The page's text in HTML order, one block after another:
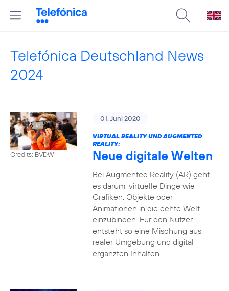
Telefónica Deutschland News
2024
Credits: BVDW
01. Juni 2020
VIRTUAL REALITY UND AUGMENTED
REALITY:
Neue digitale Welten
Bei Augmented Reality (AR) geht
es darum, virtuelle Dinge wie
Grafiken, Objekte oder
Animationen in die echte Welt
einzubinden. Für den Nutzer
entsteht so eine Mischung aus
realer Umgebung und digital
ergänzten Inhalten.